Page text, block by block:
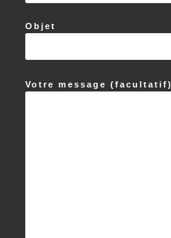
Objet
Votre message (facultatif)